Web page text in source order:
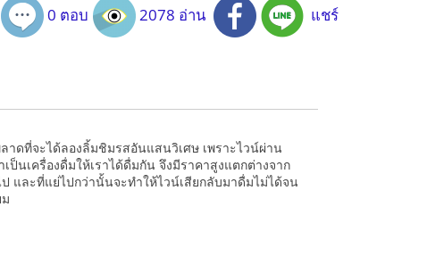
0 ตอบ 2078 อ่าน แชร์
าดที่จะได้ลองลิ้มชิมรสอันแสนวิเศษ เพราะไวน์ผ่าน
นเครื่องดื่มให้เราได้ดื่มกัน จึงมีราคาสูงแตกต่างจาก
และที่แย่ไปกว่านั้นจะทำให้ไวน์เสียกลับมาดื่มไม่ได้จน